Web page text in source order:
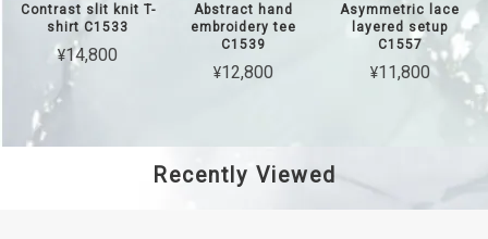
Contrast slit knit T-
shirt C1533
¥14,800
Abstract hand
embroidery tee
C1539
¥12,800
Asymmetric lace
layered setup
C1557
¥11,800
Recently Viewed